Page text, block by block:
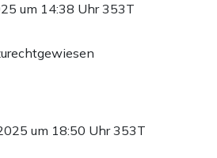
um 14:38 Uhr353T
um 18:50 Uhr353T